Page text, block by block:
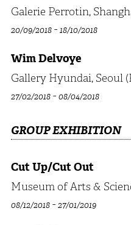
Galerie Perrotin,
20/09/2018-18/10/2018
Wim Delvoye
Gallery Hyundai, Seoul
27/02/2018-08/04/2018
GROUP EXHIBITION
Cut Up/Cut Out
Museum of Arts &
08/12/2018-27/01/2019